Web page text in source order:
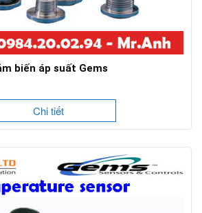
biến áp suất Gems
Chi tiết